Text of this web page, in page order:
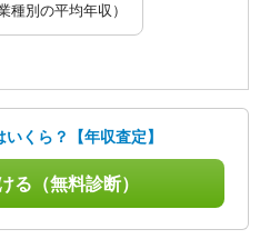
種別の平均年収）
くら？【年収査定】
る（無料診断）